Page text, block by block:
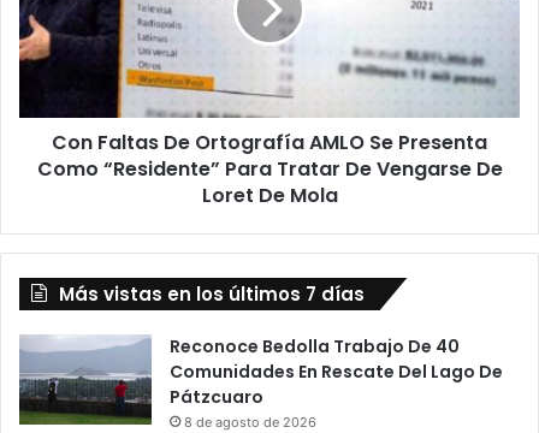
AMLO
Se
Presenta
“Residente”
Tratar
De
De
Mola
Con Faltas De Ortografía AMLO Se Presenta
Como “Residente” Para Tratar De Vengarse De
Loret De Mola
Más vistas en los últimos 7 días
Reconoce Bedolla Trabajo De 40
Comunidades En Rescate Del Lago De
Pátzcuaro
8 de agosto de 2026